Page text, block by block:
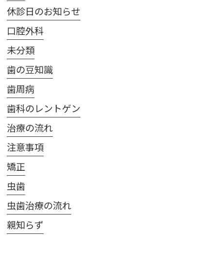
休診日のお知らせ
口腔外科
未分類
歯の豆知識
歯周病
歯科のレントゲン
治療の流れ
注意事項
矯正
虫歯
虫歯治療の流れ
親知らず